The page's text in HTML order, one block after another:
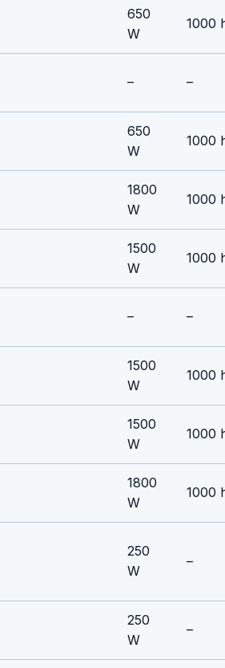
650
W
1000
– –
650
W
1000
1800
W
1000
1500
W
1000
– –
1500
W
1000
1500
W
1000
1800
W
1000
250
W
–
250
W
–